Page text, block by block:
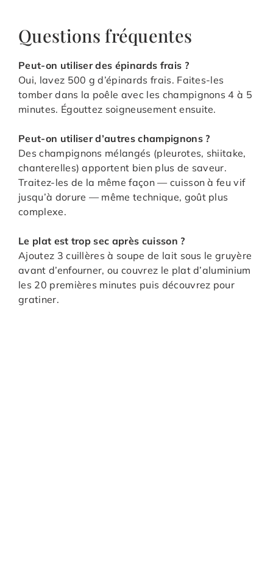
Questions fréquentes
Peut-on utiliser des épinards frais ?
Oui, lavez 500 g d’épinards frais. Faites-les
tomber dans la poêle avec les champignons 4 à 5
minutes. Égouttez soigneusement ensuite.
Peut-on utiliser d’autres champignons ?
Des champignons mélangés (pleurotes, shiitake,
chanterelles) apportent bien plus de saveur.
Traitez-les de la même façon — cuisson à feu vif
jusqu’à dorure — même technique, goût plus
complexe.
Le plat est trop sec après cuisson ?
Ajoutez 3 cuillères à soupe de lait sous le gruyère
avant d’enfourner, ou couvrez le plat d’aluminium
les 20 premières minutes puis découvrez pour
gratiner.